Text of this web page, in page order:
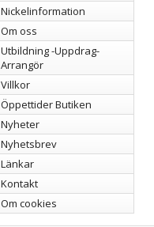
Nickelinformation
Om oss
Utbildning -Uppdrag-
Arrangör
Villkor
Öppettider Butiken
Nyheter
Nyhetsbrev
Länkar
Kontakt
Om cookies